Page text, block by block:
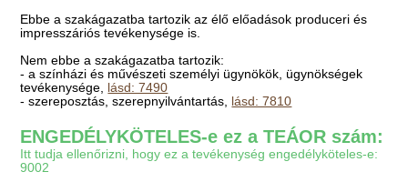
Ebbe a szakágazatba tartozik az élő előadások produceri és
impresszáriós tevékenysége is.
Nem ebbe a szakágazatba tartozik:
- a színházi és művészeti személyi ügynökök, ügynökségek
tevékenysége, lásd: 7490
- szereposztás, szerepnyilvántartás, lásd: 7810
ENGEDÉLYKÖTELES-e ez a TEÁOR szám:
Itt tudja ellenőrizni, hogy ez a tevékenység engedélyköteles-e:
9002